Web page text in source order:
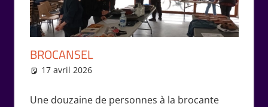
BROCANSEL
17 avril 2026
Une douzaine de personnes à la brocante